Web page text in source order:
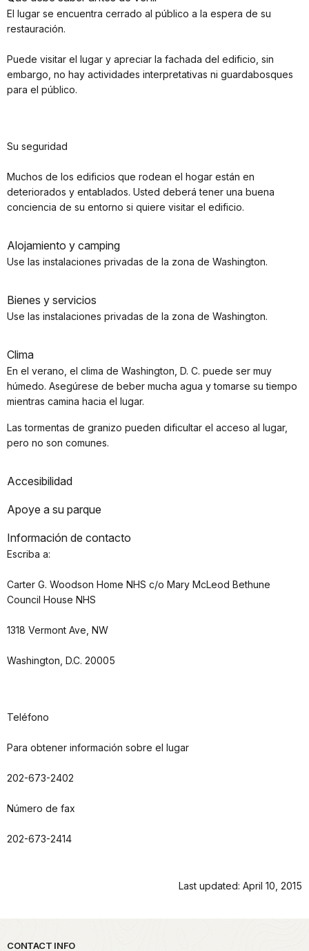
El lugar se encuentra cerrado al público a la espera de su
restauración.
Puede visitar el lugar y apreciar la fachada del edificio, sin
embargo, no hay actividades interpretativas ni guardabosques
para el público.
Su seguridad
Muchos de los edificios que rodean el hogar están en
deteriorados y entablados. Usted deberá tener una buena
conciencia de su entorno si quiere visitar el edificio.
Alojamiento y camping
Use las instalaciones privadas de la zona de Washington.
Bienes y servicios
Use las instalaciones privadas de la zona de Washington.
Clima
En el verano, el clima de Washington, D. C. puede ser muy
húmedo. Asegúrese de beber mucha agua y tomarse su tiempo
mientras camina hacia el lugar.
Las tormentas de granizo pueden dificultar el acceso al lugar,
pero no son comunes.
Accesibilidad
Apoye a su parque
Información de contacto
Escriba a:
Carter G. Woodson Home NHS c/o Mary McLeod Bethune
Council House NHS
1318 Vermont Ave, NW
Washington, D.C. 20005
Teléfono
Para obtener información sobre el lugar
202-673-2402
Número de fax
202-673-2414
Last updated: April 10, 2015
CONTACT INFO